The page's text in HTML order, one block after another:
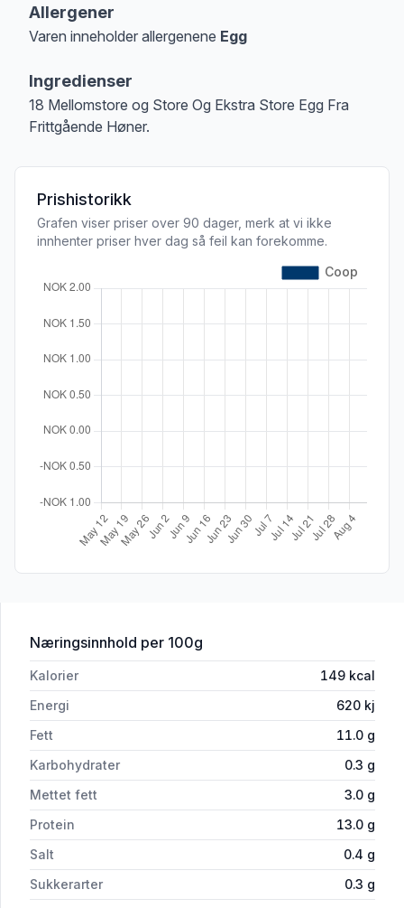
Allergener
Varen inneholder allergenene Egg
Ingredienser
18 Mellomstore og Store Og Ekstra Store Egg Fra
Frittgående Høner.
Prishistorikk
Grafen viser priser over 90 dager, merk at vi ikke
innhenter priser hver dag så feil kan forekomme.
Næringsinnhold for 'Coop Egg M/L/XL Frittgående
per 100g
Kalorier 149 kcal
Energi
620 kj
Fett
11.0 g
Karbohydrater
0.3 g
Mettet fett
3.0 g
Protein
13.0 g
Salt
0.4 g
Sukkerarter
0.3 g